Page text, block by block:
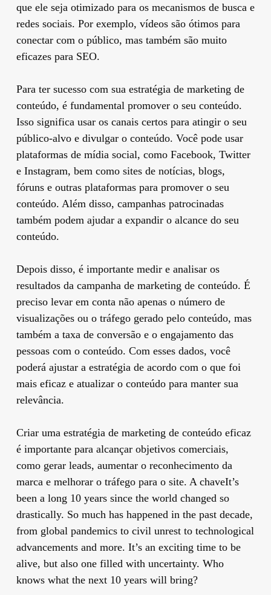
que ele seja otimizado para os mecanismos de busca e
redes sociais. Por exemplo, vídeos são ótimos para
conectar com o público, mas também são muito
eficazes para SEO.
Para ter sucesso com sua estratégia de marketing de
conteúdo, é fundamental promover o seu conteúdo.
Isso significa usar os canais certos para atingir o seu
público-alvo e divulgar o conteúdo. Você pode usar
plataformas de mídia social, como Facebook, Twitter
e Instagram, bem como sites de notícias, blogs,
fóruns e outras plataformas para promover o seu
conteúdo. Além disso, campanhas patrocinadas
também podem ajudar a expandir o alcance do seu
conteúdo.
Depois disso, é importante medir e analisar os
resultados da campanha de marketing de conteúdo. É
preciso levar em conta não apenas o número de
visualizações ou o tráfego gerado pelo conteúdo, mas
também a taxa de conversão e o engajamento das
pessoas com o conteúdo. Com esses dados, você
poderá ajustar a estratégia de acordo com o que foi
mais eficaz e atualizar o conteúdo para manter sua
relevância.
Criar uma estratégia de marketing de conteúdo eficaz
é importante para alcançar objetivos comerciais,
como gerar leads, aumentar o reconhecimento da
marca e melhorar o tráfego para o site. A chaveIt’s
been a long 10 years since the world changed so
drastically. So much has happened in the past decade,
from global pandemics to civil unrest to technological
advancements and more. It’s an exciting time to be
alive, but also one filled with uncertainty. Who
knows what the next 10 years will bring?